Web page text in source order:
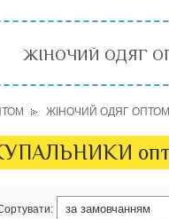
ЖІНОЧИЙ ОДЯГ
ЖІНОЧИЙ ОДЯГ ОПТОМ